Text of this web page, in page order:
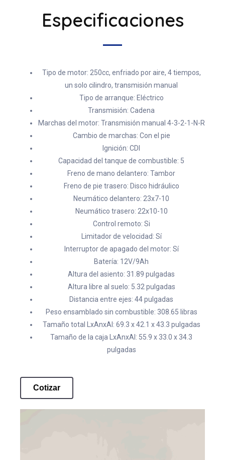
Especificaciones
Tipo de motor: 250cc, enfriado por aire, 4 tiempos,
un solo cilindro, transmisión manual
Tipo de arranque: Eléctrico
Transmisión: Cadena
Marchas del motor: Transmisión manual 4-3-2-1-N-R
Cambio de marchas: Con el pie
Ignición: CDI
Capacidad del tanque de combustible: 5
Freno de mano delantero: Tambor
Freno de pie trasero: Disco hidráulico
Neumático delantero: 23x7-10
Neumático trasero: 22x10-10
Control remoto: Si
Limitador de velocidad: Sí
Interruptor de apagado del motor: Sí
Batería: 12V/9Ah
Altura del asiento: 31.89 pulgadas
Altura libre al suelo: 5.32 pulgadas
Distancia entre ejes: 44 pulgadas
Peso ensamblado sin combustible: 308.65 libras
Tamaño total LxAnxAl: 69.3 x 42.1 x 43.3 pulgadas
Tamaño de la caja LxAnxAl: 55.9 x 33.0 x 34.3
pulgadas
Cotizar